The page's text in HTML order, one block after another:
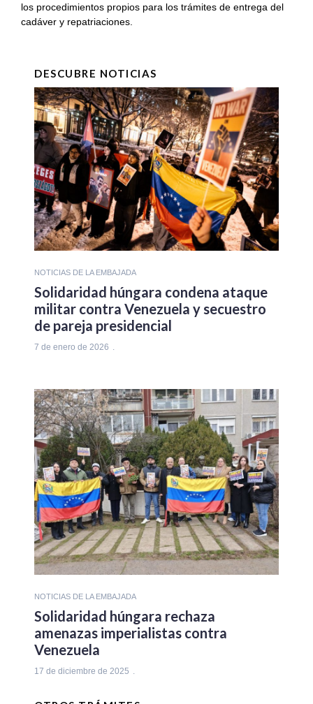
los procedimientos propios para los trámites de entrega del
cadáver y repatriaciones.
DESCUBRE NOTICIAS
NOTICIAS DE LA EMBAJADA
Solidaridad húngara condena ataque
militar contra Venezuela y secuestro
de pareja presidencial
7 de enero de 2026
NOTICIAS DE LA EMBAJADA
Solidaridad húngara rechaza
amenazas imperialistas contra
Venezuela
17 de diciembre de 2025